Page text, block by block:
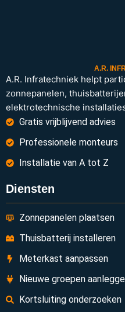
A.R.
A.R. Infratechniek helpt
zonnepanelen,
elektrotechnische
Gratis vrijblijvend advies
Professionele monteurs
Installatie van A tot Z
Diensten
Zonnepanelen plaatsen
Thuisbatterij installeren
Meterkast aanpassen
Nieuwe groepen
Kortsluiting onderzoeken